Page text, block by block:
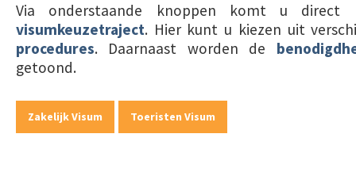
Via onderstaande knoppen komt u
visumkeuzetraject. Hier kunt u kiezen uit
procedures. Daarnaast worden de
getoond.
Zakelijk Visum Toeristen Visum